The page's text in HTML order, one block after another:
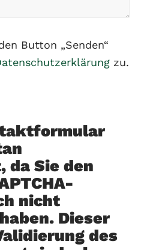
Button „Senden“
zu.
Sie den
nicht
Dieser
des